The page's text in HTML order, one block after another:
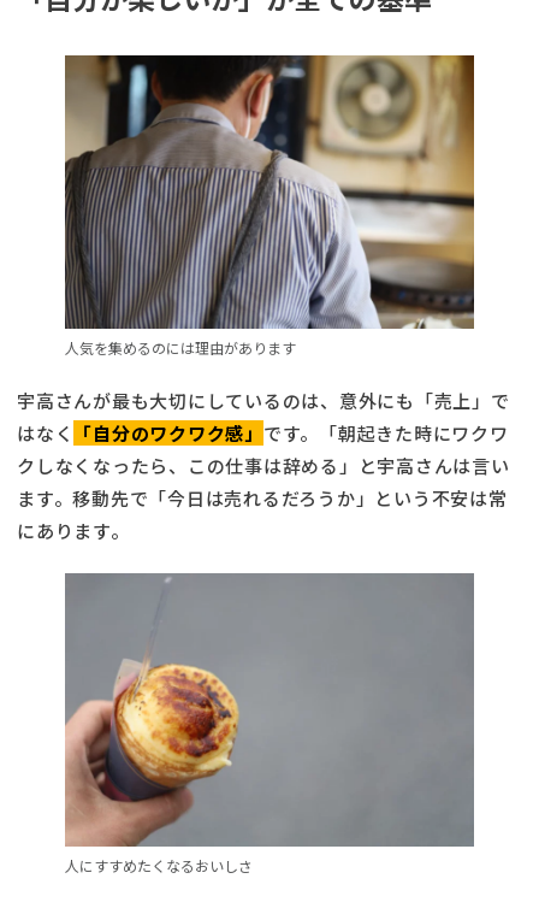
人気を集めるのには理由があります
宇高さんが最も大切にしているのは、意外にも「売上」で
はなく
「自分のワクワク感」 です。「朝起きた時にワクワ
クしなくなったら、この仕事は辞める」と宇高さんは言い
ます。移動先で「今日は売れるだろうか」という不安は常
にあります。
人にすすめたくなるおいしさ